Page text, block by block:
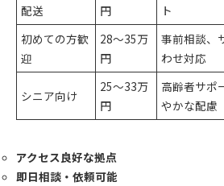
配送
円
ト
初めての方歓
迎
28～35万
円
事前相談、
わせ対応
シニア向け
25～33万
円
高齢者サポ
やかな配慮
アクセス良好な拠点
即日相談・依頼可能